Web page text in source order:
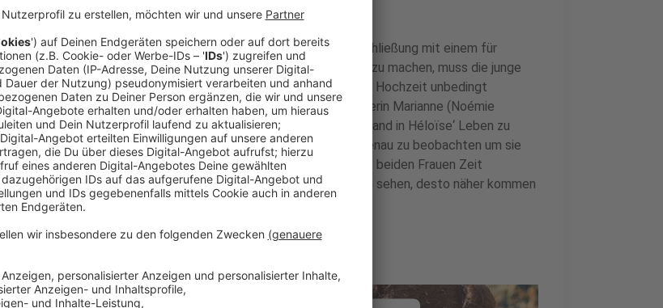
Doch die Hochzeit steht unter keinem guten Stern. Um die Eheschließung mit einem für
Héloïse bis dato unbekannten Mann aus Mailand offiziell bekannt zu machen, muss die junge
Frau gemalt werden. Doch sie rebelliert gegen ihre Mutter, die die Hochzeit unbedingt
wünscht und verwehrt sich der Zeichnung. Der jungen Pariser Malerin Marianne (Noémie
Marchant) bleibt daher nichts anderes übrig, als unter einem Vorwand in Héloïse‘ Leben zu
treten und sie während ihrer Spaziergänge an der Meeresküste genau zu beobachten um sie
später aus dem Gedächtnis heraus zu zeichnen. Doch je länger die beiden Frauen Zeit
miteinander verbringen, je tiefer die beiden sich dabei in die Augen sehen, desto näher kommen
sie sich ...
Anzeige